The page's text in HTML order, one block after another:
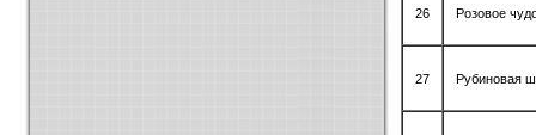
26 Розовое
27 Рубиновая